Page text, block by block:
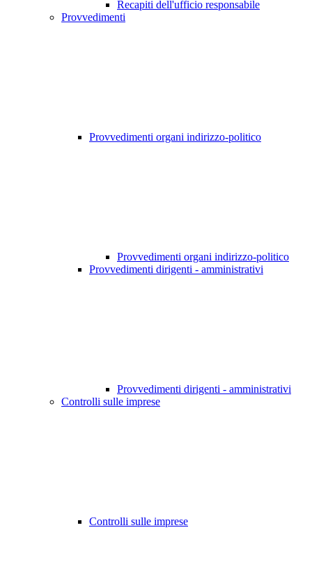
Recapiti dell'ufficio responsabile
Provvedimenti
Provvedimenti organi indirizzo-politico
Provvedimenti organi indirizzo-politico
Provvedimenti dirigenti - amministrativi
Provvedimenti dirigenti - amministrativi
Controlli sulle imprese
Controlli sulle imprese